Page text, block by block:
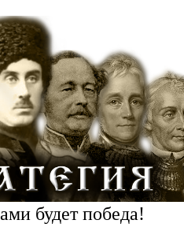
будет победа!